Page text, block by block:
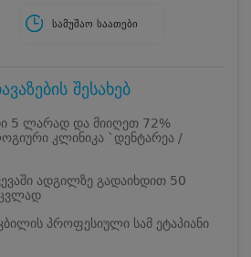
სამუშაო საათები
შესახებ
5 ლარად და მიიღეთ 72%
კლინიკა `დენტარეა /
ადგილზე გადაიხდით 50
პროფესიული სამ ეტაპიანი